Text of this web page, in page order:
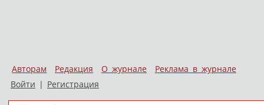
Авторам Редакция О журнале
Реклама в журнале
Войти | Регистрация